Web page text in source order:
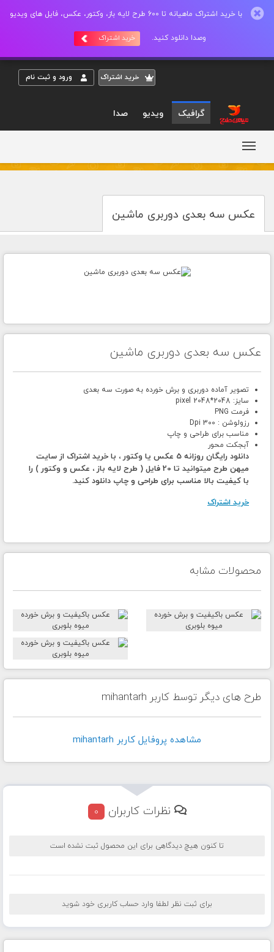
با خرید اشتراک ماهیانه تا 600 طرح لایه باز، وکتور، عکس، فایل های ویدیو
وصدا دانلود کنید. خرید اشتراک
خريد اشتراک ورود و ثبت نام
گرافیک ویدیو صدا
عکس سه بعدی دوربری ماشین
عکس سه بعدی دوربری ماشین
تصویر آماده دوربری و برش خورده به صورت سه بعدی
سایز: 2048*2048 pixel
فرمت PNG
رزولوشن : 300 Dpi
مناسب برای طراحی و چاپ
آبجکت محور
دانلود رایگان روزانه 5 عکس یا وکتور ، با خرید اشتراک از سایت
میهن طرح میتوانید تا 20 فایل ( طرح لایه باز ، عکس و وکتور ) را
با کیفیت بالا مناسب برای طراحی و چاپ دانلود کنید.
خرید اشتراک
محصولات مشابه
طرح های دیگر توسط کاربر mihantarh
مشاهده پروفايل کاربر mihantarh
نظرات کاربران 0
تا کنون هیچ دیدگاهی برای این محصول ثبت نشده است
برای ثبت نظر لطفا وارد حساب کاربری خود شوید